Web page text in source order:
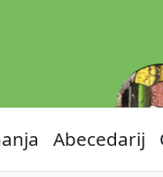
Abecedarij